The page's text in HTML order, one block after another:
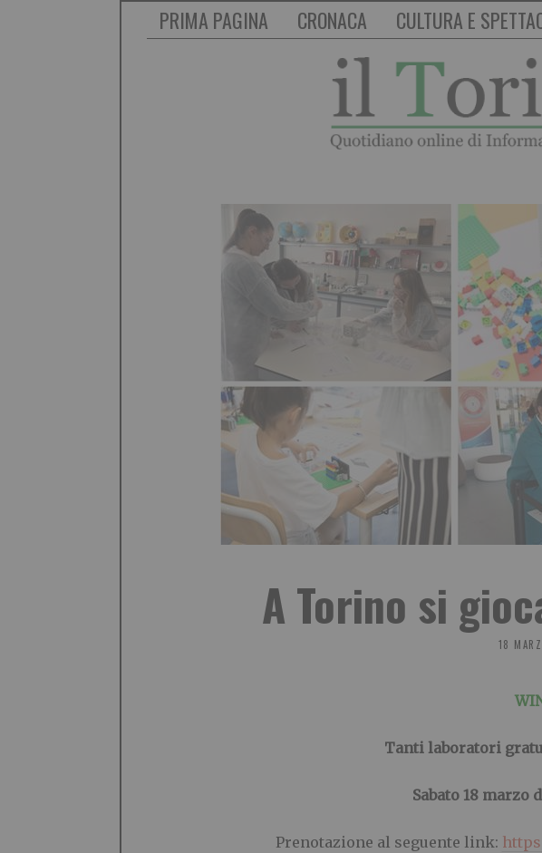
PRIMA PAGINA CRONACA CULTURA E
A Torino si
18
Tanti laboratori
Sabato 18 marzo
Prenotazione al seguente link: